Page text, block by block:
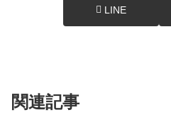
LINE
関連記事